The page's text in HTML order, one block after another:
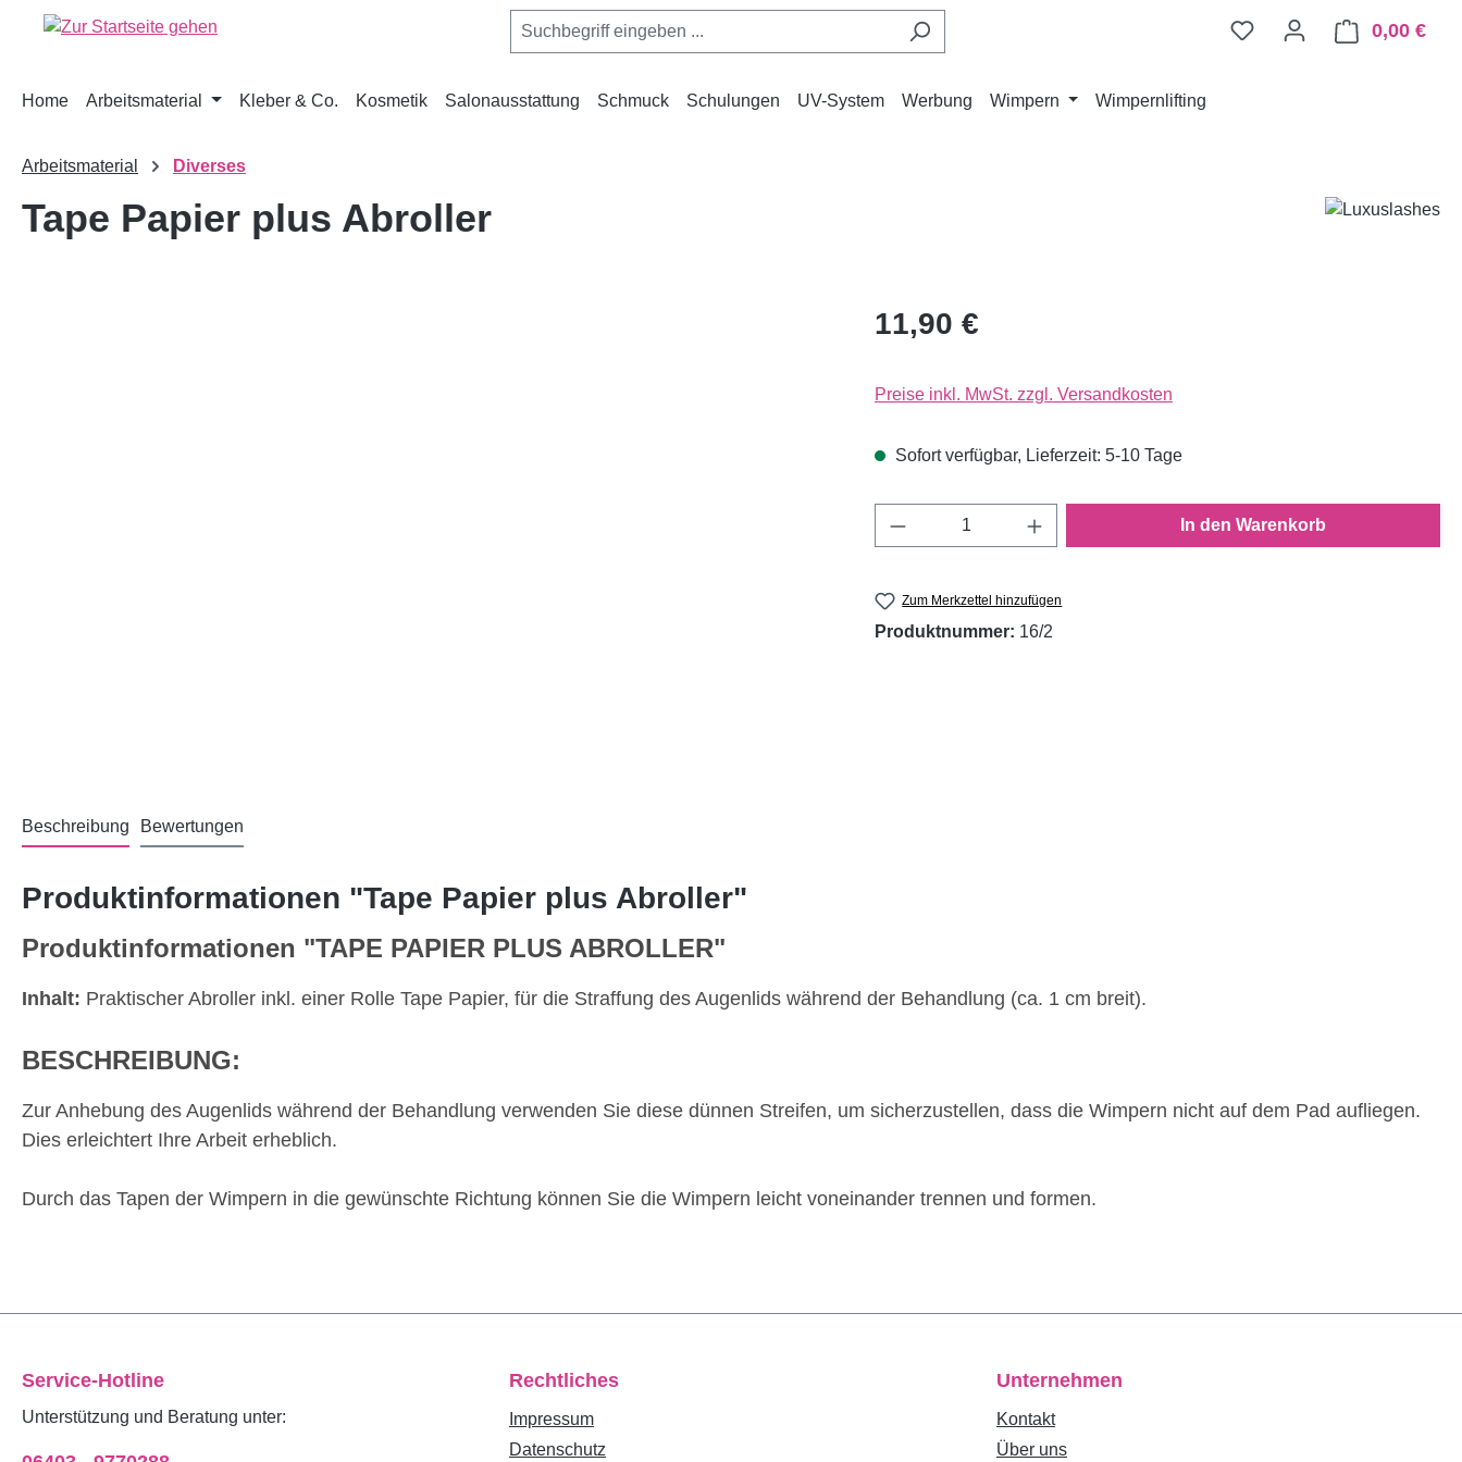
Zur Hauptnavigation springen 0,00 €
Home Arbeitsmaterial Kleber & Co. Kosmetik Salonausstattung Schmuck Schulungen UV-System Werbung Wimpern Wimpernlifting
Arbeitsmaterial Diverses
Tape Papier plus Abroller
11,90 €
Preise inkl. MwSt. zzgl. Versandkosten
Sofort verfügbar, Lieferzeit: 5-10 Tage
Produkt Anzahl: Gib den gewünschten Wert ein
In den Warenkorb
Zum Merkzettel hinzufügen
Produktnummer: 16/2
Beschreibung Bewertungen
Produktinformationen "Tape Papier plus Abroller"
Produktinformationen "TAPE PAPIER PLUS ABROLLER"
Inhalt: Praktischer Abroller inkl. einer Rolle Tape Papier, für die Straffung des Augenlids während der Behandlung (ca. 1 cm breit).
BESCHREIBUNG:
Zur Anhebung des Augenlids während der Behandlung verwenden Sie diese dünnen Streifen, um sicherzustellen, dass die Wimpern nicht auf dem Pad aufliegen.
Dies erleichtert Ihre Arbeit erheblich.
Durch das Tapen der Wimpern in die gewünschte Richtung können Sie die Wimpern leicht voneinander trennen und formen.
Service-Hotline
Unterstützung und Beratung unter:
Rechtliches
Impressum
Datenschutz
Unternehmen
Kontakt
Über uns